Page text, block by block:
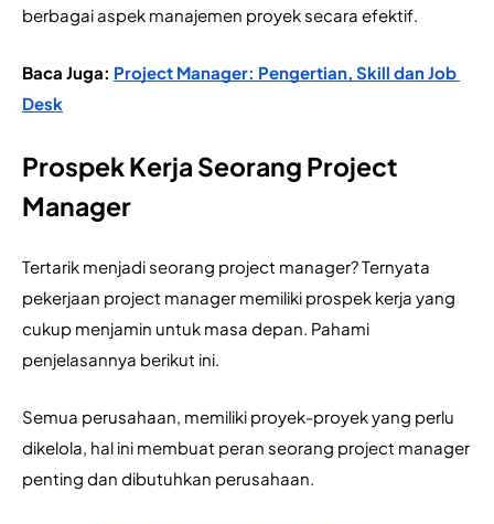
berbagai aspek manajemen proyek secara efektif.
Baca Juga: Project Manager: Pengertian, Skill dan Job
Desk
Prospek Kerja Seorang Project
Manager
Tertarik menjadi seorang project manager? Ternyata
pekerjaan project manager memiliki prospek kerja yang
cukup menjamin untuk masa depan. Pahami
penjelasannya berikut ini.
Semua perusahaan, memiliki proyek-proyek yang perlu
dikelola, hal ini membuat peran seorang project manager
penting dan dibutuhkan perusahaan.